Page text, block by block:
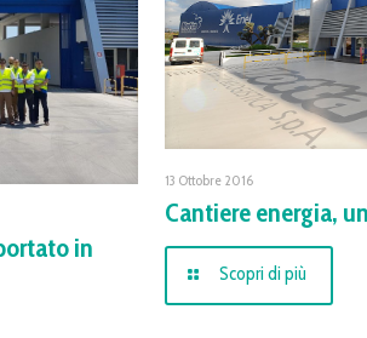
in
13 Ottobre 2016
Cantiere energia,
Scopri di più